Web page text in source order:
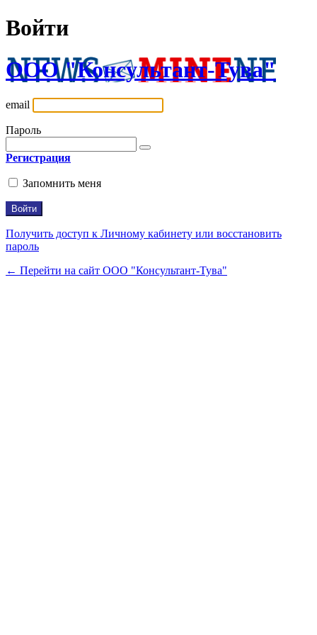
Войти
ООО "Консультант-Тува"
email
Пароль
Регистрация
Запомнить меня
Получить доступ к Личному кабинету или восстановить
пароль
← Перейти на сайт ООО "Консультант-Тува"